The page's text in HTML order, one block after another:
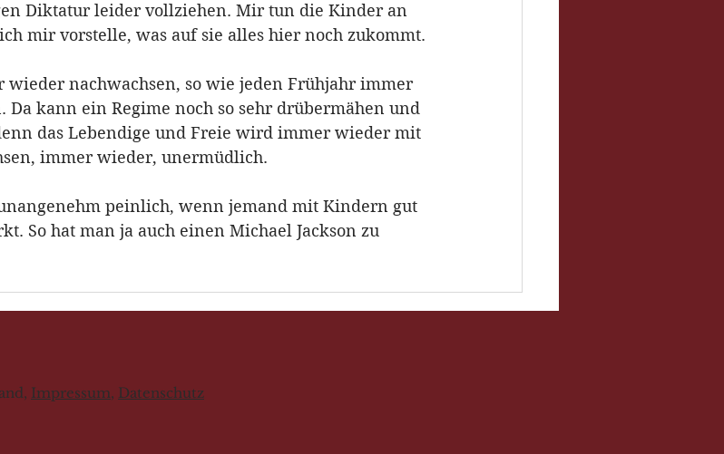
Diktatur leider vollziehen. Mir tun die Kinder an
mir vorstelle, was auf sie alles hier noch zukommt.
wieder nachwachsen, so wie jeden Frühjahr immer
kann ein Regime noch so sehr drübermähen und
das Lebendige und Freie wird immer wieder mit
immer wieder, unermüdlich.
peinlich, wenn jemand mit Kindern gut
So hat man ja auch einen Michael Jackson zu
Impressum, Datenschutz